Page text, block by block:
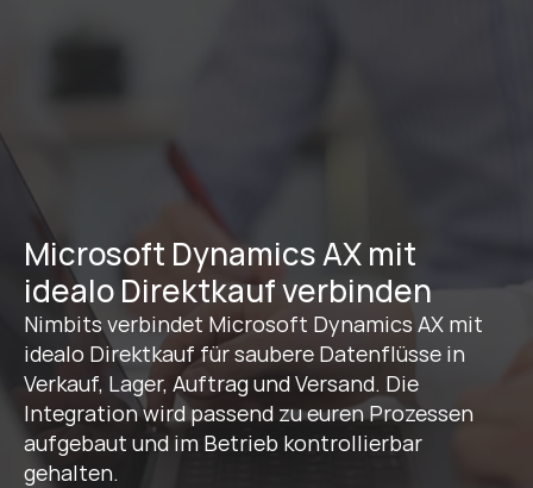
Microsoft Dynamics AX mit
idealo Direktkauf verbinden
Nimbits verbindet Microsoft Dynamics AX mit
idealo Direktkauf für saubere Datenflüsse in
Verkauf, Lager, Auftrag und Versand. Die
Integration wird passend zu euren Prozessen
aufgebaut und im Betrieb kontrollierbar
gehalten.